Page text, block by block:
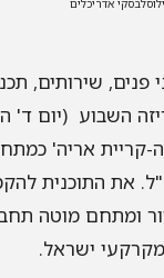
אדריכלים
פנים, שירותים,
קריית אריה'
את התוכנית
ומתחם מוטה
ישראל.